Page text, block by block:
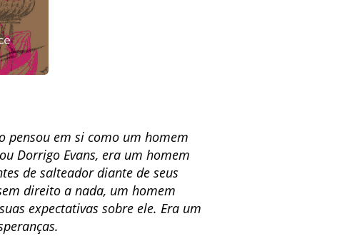
pensou em si como um homem
Dorrigo Evans, era um homem
de salteador diante de seus
direito a nada, um homem
expectativas sobre ele. Era um